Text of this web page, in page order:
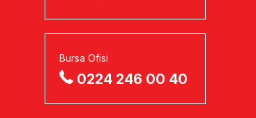
Bursa Ofisi
0224 246 00 40